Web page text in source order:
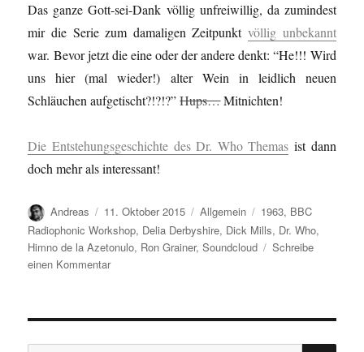
Das ganze Gott-sei-Dank völlig unfreiwillig, da zumindest
mir die Serie zum damaligen Zeitpunkt völlig unbekannt
war. Bevor jetzt die eine oder der andere denkt: “He!!! Wird
uns hier (mal wieder!) alter Wein in leidlich neuen
Schläuchen aufgetischt?!?!?”Hups…Mitnichten!
Die Entstehungsgeschichte des Dr. Who Themas ist dann
doch mehr als interessant!
Autor
Andreas
Veröffentlicht
am
11. Oktober 2015 Kategorien
Allgemein Schlagwörter
1963, BBC
Radiophonic Workshop, Delia Derbyshire, Dick Mills, Dr. Who,
Himno de la Azetonulo, Ron Grainer,Soundcloud
Schreibe
einen Kommentarzu